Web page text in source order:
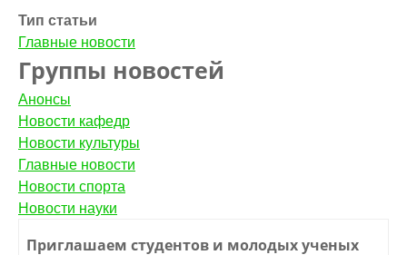
Тип статьи
Главные новости
Группы новостей
Анонсы
Новости кафедр
Новости культуры
Главные новости
Новости спорта
Новости науки
Приглашаем студентов и молодых ученых